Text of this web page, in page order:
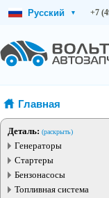
Русский ▾ +7
Главная
Деталь: (раскрыть)
Генераторы
Стартеры
Бензонасосы
Топливная система